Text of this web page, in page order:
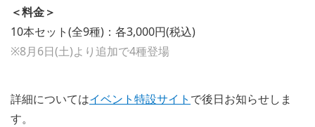
＜料金＞
10本セット(全9種)：各3,000円(税込)
※8月6日(土)より追加で4種登場
詳細についてはイベント特設サイト で後日お知らせしま
す。